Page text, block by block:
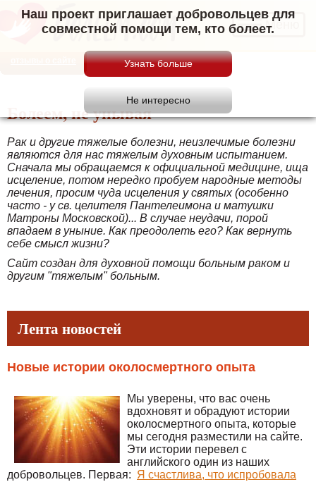
Наш проект приглашает добровольцев для
совместной помощи тем, кто болеет.Меню
Болеем, не унывая
Рак и другие тяжелые болезни, неизлечимые болезни
являются для нас тяжелым духовным испытанием.
Сначала мы обращаемся к официальной медицине, ища
исцеление, потом нередко пробуем народные методы
лечения, просим чуда исцеления у святых (особенно
часто - у св. целителя Пантелеимона и матушки
Матроны Московской)... В случае неудачи, порой
впадаем в уныние. Как преодолеть его? Как вернуть
себе смысл жизни?
Сайт создан для духовной помощи больным раком и
другим "тяжелым" больным.
Лента новостей
Новые истории околосмертного опыта
Мы уверены, что вас очень
вдохновят и обрадуют истории
околосмертного опыта, которые
мы сегодня разместили на сайте.
Эти истории перевел с
английского один из наших
добровольцев. Первая: Я счастлива, что испробовала